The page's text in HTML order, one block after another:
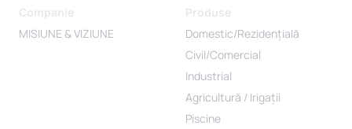
MISIUNE & VIZIUNE
Domestic/Rezidențială
Civil/Comercial
Industrial
Agricultură / Irigații
Piscine